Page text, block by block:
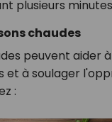
plusieurs
chaudes
peuvent aider
et à soulager
: